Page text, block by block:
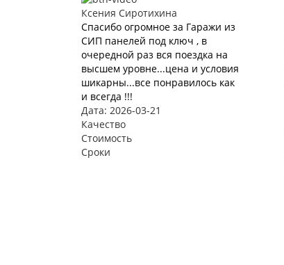
Ксения Сиротихина
Спасибо огромное за Гаражи из
СИП панелей под ключ , в
очередной раз вся поездка на
высшем уровне...цена и условия
шикарны...все понравилось как
и всегда !!!
Дата: 2026-03-21
Качество
Стоимость
Сроки